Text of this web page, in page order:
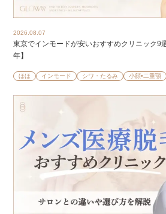
2026.08.07
東京でインモードが安いおすすめクリニック9
年】
ほほ インモード シワ・たるみ 小顔•二重顎